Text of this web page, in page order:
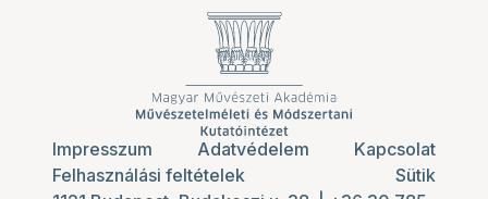
Impresszum Adatvédelem
Kapcsolat
Felhasználási feltételek
Sütik